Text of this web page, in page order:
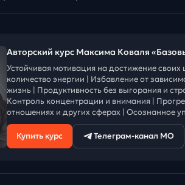
Авторский курс Максима Коваля
Устойчивая мотивация на достижение своих
количество энергии | Избавление от
жизнь | Продуктивность без выгорания и
Контроль концентрации и внимания |
отношениях и других сферах | Осознанное
Купить курс Телеграм-канал МО